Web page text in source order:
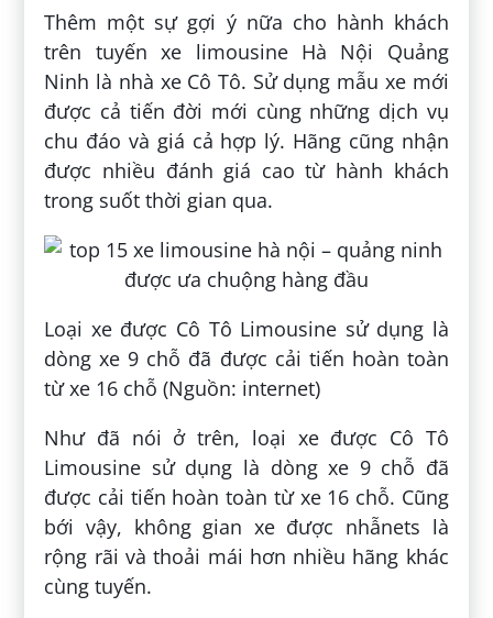
Thêm một sự gợi ý nữa cho hành khách
trên tuyến xe limousine Hà Nội Quảng
Ninh là nhà xe Cô Tô. Sử dụng mẫu xe mới
được cả tiến đời mới cùng những dịch vụ
chu đáo và giá cả hợp lý. Hãng cũng nhận
được nhiều đánh giá cao từ hành khách
trong suốt thời gian qua.
Loại xe được Cô Tô Limousine sử dụng là
dòng xe 9 chỗ đã được cải tiến hoàn toàn
từ xe 16 chỗ (Nguồn: internet)
Như đã nói ở trên, loại xe được Cô Tô
Limousine sử dụng là dòng xe 9 chỗ đã
được cải tiến hoàn toàn từ xe 16 chỗ. Cũng
bới vậy, không gian xe được nhẫnets là
rộng rãi và thoải mái hơn nhiều hãng khác
cùng tuyến.